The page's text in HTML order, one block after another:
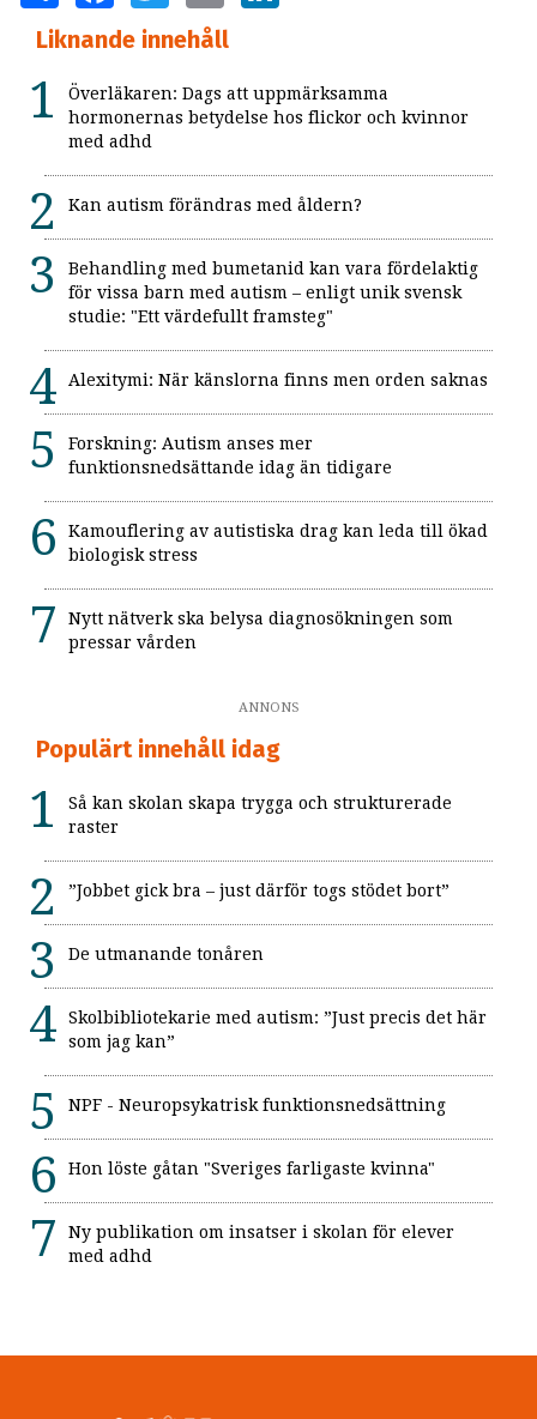
Liknande innehåll
Överläkaren: Dags att uppmärksamma
hormonernas betydelse hos flickor och kvinnor
med adhd
Kan autism förändras med åldern?
Behandling med bumetanid kan vara fördelaktig
för vissa barn med autism – enligt unik svensk
studie: "Ett värdefullt framsteg"
Alexitymi: När känslorna finns men orden saknas
Forskning: Autism anses mer
funktionsnedsättande idag än tidigare
Kamouflering av autistiska drag kan leda till ökad
biologisk stress
Nytt nätverk ska belysa diagnosökningen som
pressar vården
ANNONS
Populärt innehåll idag
Så kan skolan skapa trygga och strukturerade
raster
”Jobbet gick bra – just därför togs stödet bort”
De utmanande tonåren
Skolbibliotekarie med autism: ”Just precis det här
som jag kan”
NPF - Neuropsykatrisk funktionsnedsättning
Hon löste gåtan "Sveriges farligaste kvinna"
Ny publikation om insatser i skolan för elever
med adhd